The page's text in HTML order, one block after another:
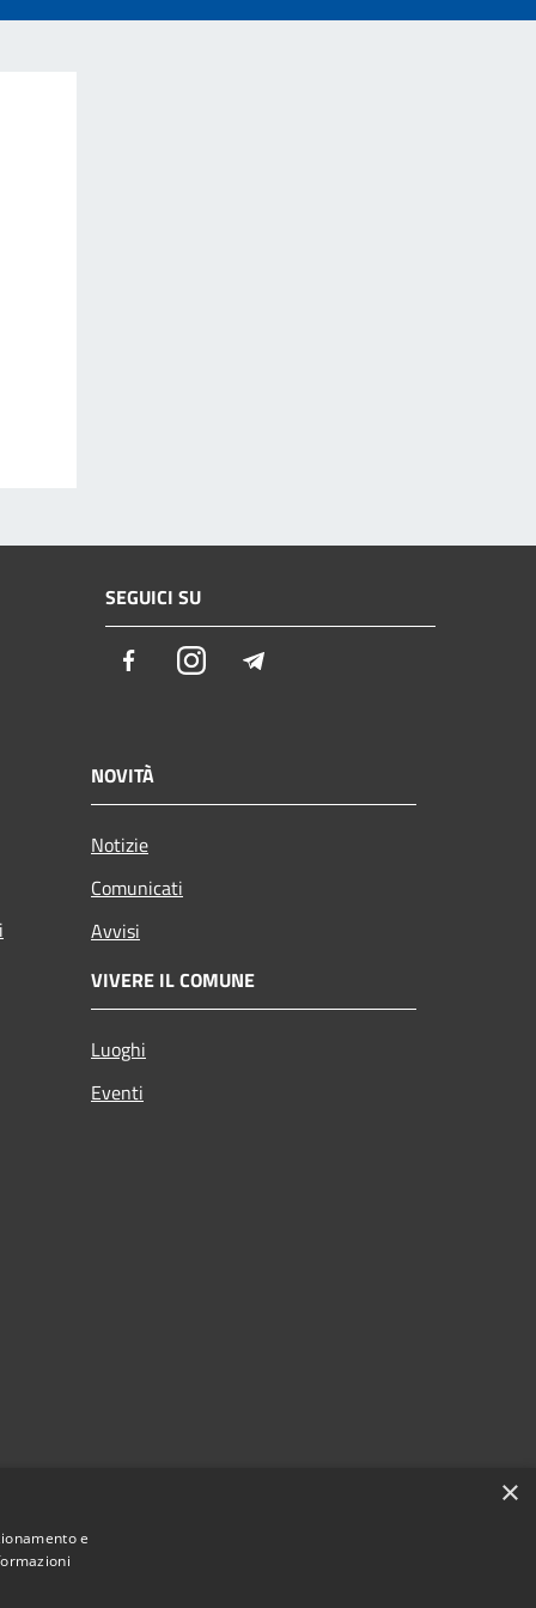
SEGUICI SU
FacebookInstagram
NOVITÀ
Notizie
Comunicati
Avvisi
VIVERE IL COMUNE
Luoghi
Eventi
×
e